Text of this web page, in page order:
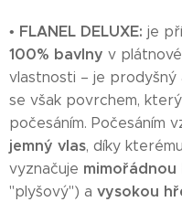
• FLANEL DELUXE: je
100% bavlny v
vlastnosti – je
se však povrchem,
počesáním. Počesáním
jemný vlas, díky
vyznačuje
"plyšový") a vysokou